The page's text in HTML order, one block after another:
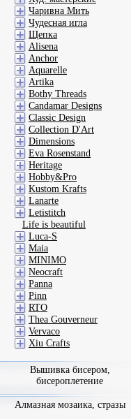
Чаривна Мить
Чудесная игла
Щепка
Alisena
Anchor
Aquarelle
Artika
Bothy Threads
Candamar Designs
Classic Design
Collection D'Art
Dimensions
Eva Rosenstand
Heritage
Hobby&Pro
Kustom Krafts
Lanarte
Letistitch
Life is beautiful
Luca-S
Maia
MINIMO
Neocraft
Panna
Pinn
RTO
Thea Gouverneur
Vervaco
Xiu Crafts
Вышивка бисером,
бисероплетение
Алмазная мозаика, стразы